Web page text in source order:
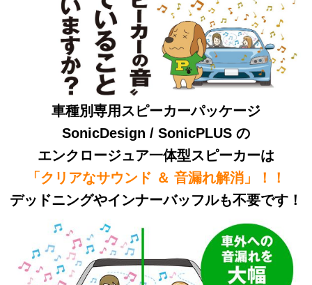
車種別専用スピーカーパッケージ
SonicDesign / SonicPLUS の
エンクロージュア一体型スピーカーは
「クリアなサウンド ＆ 音漏れ解消」！！
デッドニングやインナーバッフルも不要です！